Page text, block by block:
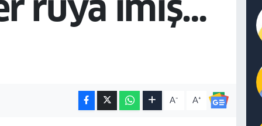
A- A+